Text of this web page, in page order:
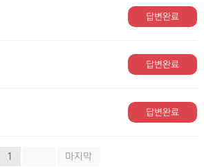
답변완료
답변완료
답변완료
1 마지막